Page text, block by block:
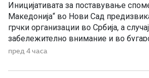
Иницијативата за поставување
Македонија“ во Нови Сад
грчки организации во Србија, а
забележително внимание и во
Македонскиот национален совет
туку треба да биде траен симбол на
пред 4 часа